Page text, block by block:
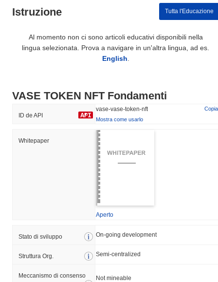
Istruzione Tutta l'Educazione
Al momento non ci sono articoli educativi disponibili nella
lingua selezionata. Prova a navigare in un'altra lingua, ad es.
English
VASE TOKEN NFT Fondamenti
ID de API
vase-vase-token-nft
Copia
Mostra come usarlo
Whitepaper
Aperto
Stato di sviluppo On-going development
Struttura Org. Semi-centralized
Meccanismo di consenso Not mineable